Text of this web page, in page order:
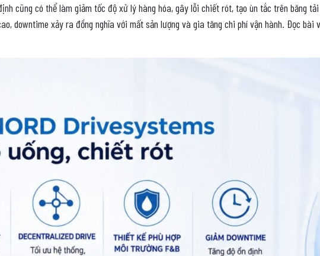
cũng có thể làm giảm tốc độ xử lý hàng hóa, gây lỗi chiết rót, tạo ùn tắc trên băng
downtime xảy ra đồng nghĩa với mất sản lượng và gia tăng chi phí vận hành. Đọc